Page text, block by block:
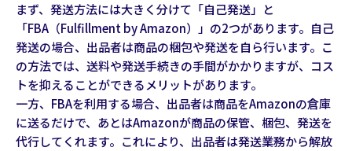
まず、発送方法には大きく分けて「自己発送」と
「FBA（Fulfillment by Amazon）」の2つがあります。自己
発送の場合、出品者は商品の梱包や発送を自ら行います。こ
の方法では、送料や発送手続きの手間がかかりますが、コス
トを抑えることができるメリットがあります。
一方、FBAを利用する場合、出品者は商品をAmazonの倉庫
に送るだけで、あとはAmazonが商品の保管、梱包、発送を
代行してくれます。これにより、出品者は発送業務から解放